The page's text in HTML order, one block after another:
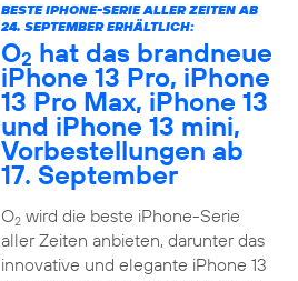
BESTE IPHONE-SERIE ALLER ZEITEN AB
24. SEPTEMBER ERHÄLTLICH:
O2 hat das brandneue
iPhone 13 Pro, iPhone
13 Pro Max, iPhone 13
und iPhone 13 mini,
Vorbestellungen ab
17. September
O2wird die beste iPhone-Serie
aller Zeiten anbieten, darunter das
innovative und elegante iPhone 13